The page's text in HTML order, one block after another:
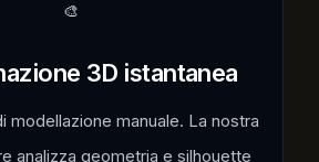
🎨
3D istantanea
modellazione manuale. La nostra
analizza geometria e silhouette